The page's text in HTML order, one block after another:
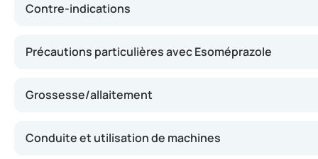
Contre-indications
Précautions particulières avec Esoméprazole
Grossesse/allaitement
Conduite et utilisation de machines